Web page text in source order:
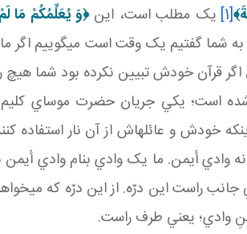
﴾[1] يک مطلب است، اين﴿وَ يُعَلِّمُكُمْ مَا
به شما گفتيم يک وقت است مي گوييم اگر
اگر قرآن خودش تبيين نکرده بود شما
شده است؛ يکي جريان حضرت موساي
خودش و عائله اش از آن نار استفاده
وادي أيمن. ما يک وادي بنام وادي
راست اين درّه. از اين درّه که مي
وادي؛ يعني طرف راست.